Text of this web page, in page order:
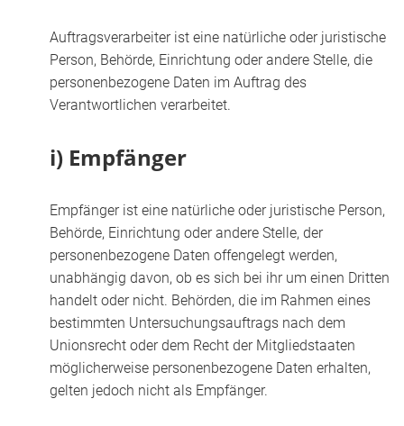
Auftragsverarbeiter ist eine natürliche oder juristische
Person, Behörde, Einrichtung oder andere Stelle, die
personenbezogene Daten im Auftrag des
Verantwortlichen verarbeitet.
i) Empfänger
Empfänger ist eine natürliche oder juristische Person,
Behörde, Einrichtung oder andere Stelle, der
personenbezogene Daten offengelegt werden,
unabhängig davon, ob es sich bei ihr um einen Dritten
handelt oder nicht. Behörden, die im Rahmen eines
bestimmten Untersuchungsauftrags nach dem
Unionsrecht oder dem Recht der Mitgliedstaaten
möglicherweise personenbezogene Daten erhalten,
gelten jedoch nicht als Empfänger.